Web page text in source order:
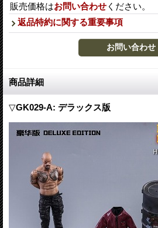
販売価格はお問い合わせ ください。
返品特約に関する重要事項
商品詳細
▽GK029-A: デラックス版